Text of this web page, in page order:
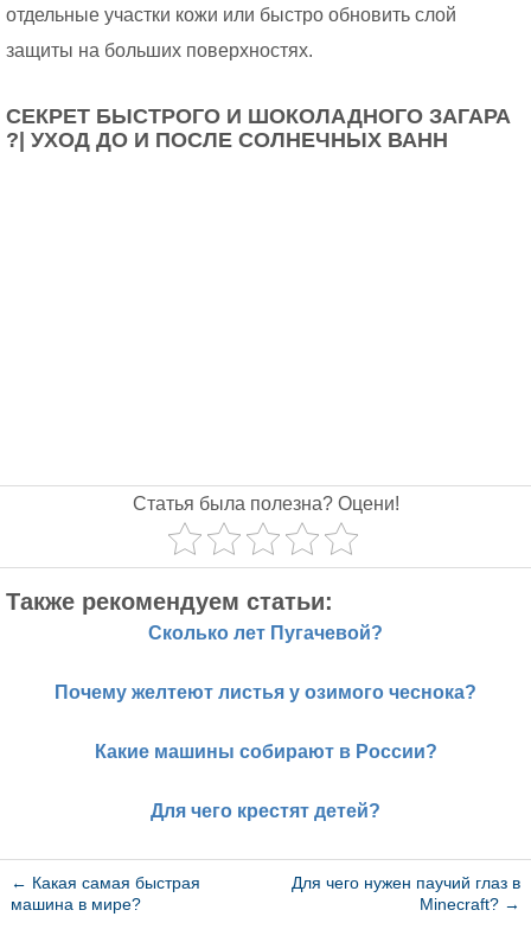
отдельные участки кожи или быстро обновить слой
защиты на больших поверхностях.
СЕКРЕТ БЫСТРОГО И ШОКОЛАДНОГО ЗАГАРА
?| УХОД ДО И ПОСЛЕ СОЛНЕЧНЫХ ВАНН
Статья была полезна? Оцени!
Также рекомендуем статьи:
Сколько лет Пугачевой?
Почему желтеют листья у озимого чеснока?
Какие машины собирают в России?
Для чего крестят детей?
← Какая самая быстрая
машина в мире?
Для чего нужен паучий глаз в
Minecraft? →